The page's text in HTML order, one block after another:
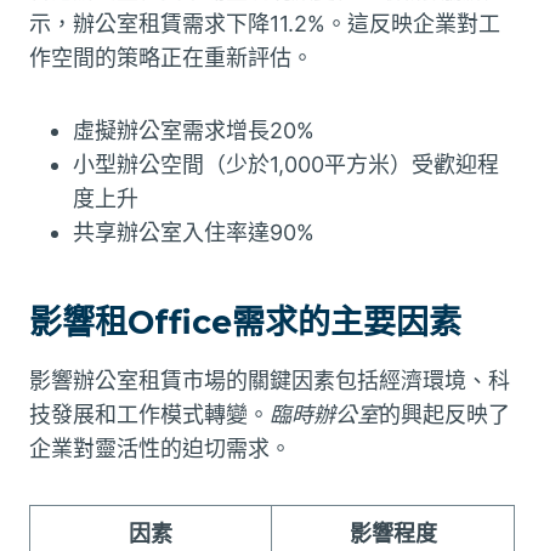
示，辦公室租賃需求下降11.2%。這反映企業對工
作空間的策略正在重新評估。
虛擬辦公室需求增長20%
小型辦公空間（少於1,000平方米）受歡迎程
度上升
共享辦公室入住率達90%
影響租Office需求的主要因素
影響辦公室租賃市場的關鍵因素包括經濟環境、科
技發展和工作模式轉變。 臨時辦公室的興起反映了
企業對靈活性的迫切需求。
因素 影響程度